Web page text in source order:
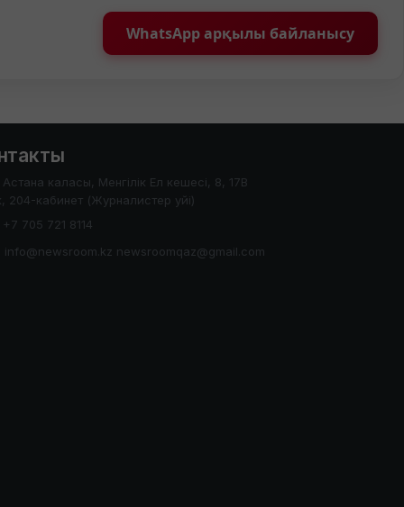
WhatsApp арқылы байланысу
Астана каласы, Менгілік Ел кешесі, 8, 17В
204-кабинет (Журналистер уйі)
+7 705 721 8114
info@newsroom.kz newsroomqaz@gmail.com